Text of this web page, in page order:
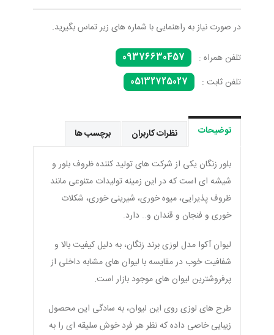
در صورت نیاز به راهنمایی با شماره های زیر تماس بگیرید.
تلفن همراه :
09376630457
تلفن ثابت :
05132725027
توضیحات نظرات کاربران برچسب ها
بلور زنگان یکی از شرکت های تولید کننده ظروف بلور و
شیشه ای است که در این زمینه تولیدات متنوعی مانند
ظروف پذیرایی، میوه خوری، شیرینی خوری، شکلات
خوری و فنجان و قندان و.. دارد.
لیوان آکوا مدل لوزی برند زنگان، به دلیل کیفیت بالا و
شفافیت خوب در مقایسه با لیوان های مشابه داخلی از
پرفروشترین لیوان های موجود بازار است.
طرح های لوزی روی این لیوان، به سادگی این محصول
زیبایی خاصی داده که نظر هر فرد خوش سلیقه ای را به